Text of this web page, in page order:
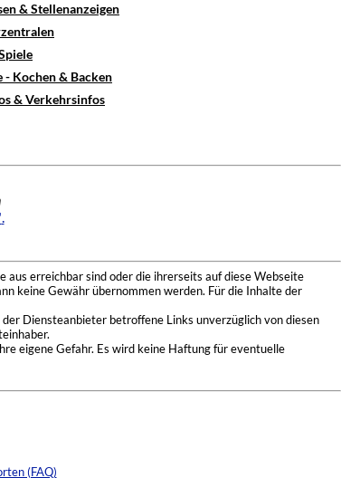
& Stellenanzeigen
- Kochen & Backen
& Verkehrsinfos
.
erreichbar sind oder die ihrerseits auf diese Webseite
keine Gewähr übernommen werden. Für die Inhalte der
Diensteanbieter betroffene Links unverzüglich von diesen
eigene Gefahr. Es wird keine Haftung für eventuelle
(FAQ)